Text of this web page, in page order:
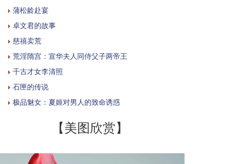
蒲松龄赴宴
卓文君的故事
慈禧卖荒
荒淫隋宫：宣华夫人同侍父子两帝王
千古才女李清照
石匣的传说
极品魅女：夏姬对男人的致命诱惑
【美图欣赏】